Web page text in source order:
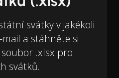
svátky v jakékoli
mail a stáhněte si
.xlsx pro
svátků.